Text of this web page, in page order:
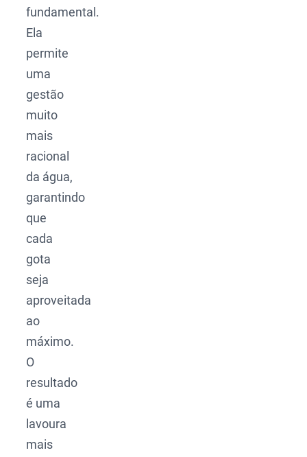
fundamental.
Ela
permite
uma
gestão
muito
mais
racional
da água,
garantindo
que
cada
gota
seja
aproveitada
ao
máximo.
O
resultado
é uma
lavoura
mais